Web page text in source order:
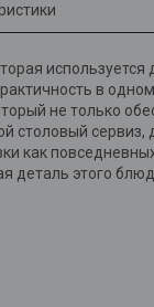
в одном.
не только
столовый
как
этого